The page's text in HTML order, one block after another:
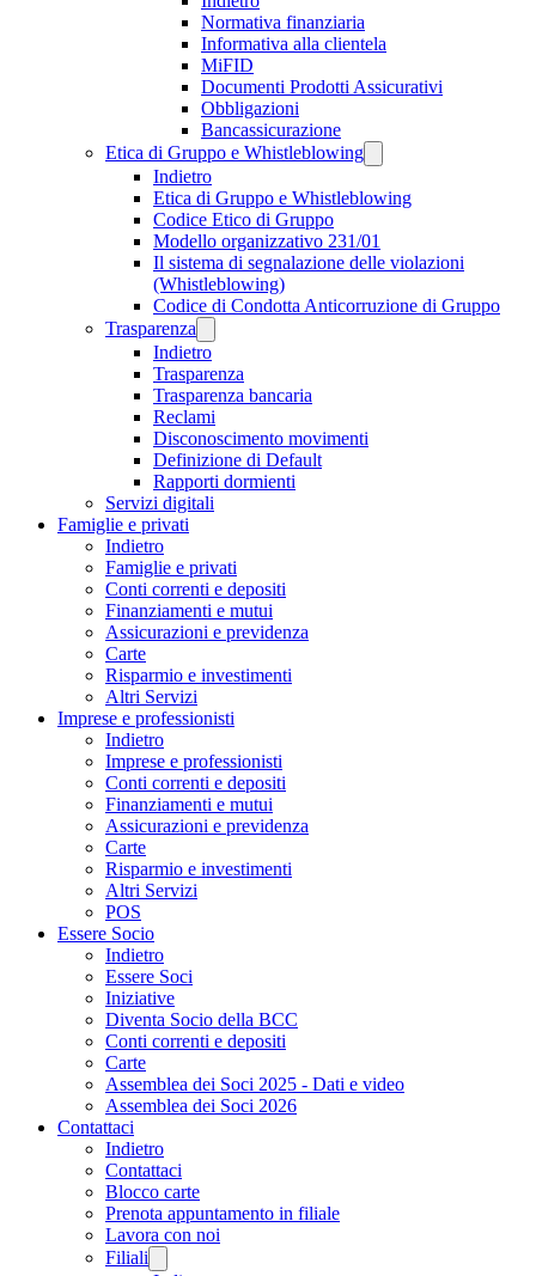
Normativa finanziaria
Informativa alla clientela
MiFID
Documenti Prodotti Assicurativi
Obbligazioni
Bancassicurazione
Etica di Gruppo e Whistleblowing
Indietro
Etica di Gruppo e Whistleblowing
Codice Etico di Gruppo
Modello organizzativo 231/01
Il sistema di segnalazione delle violazioni
(Whistleblowing)
Codice di Condotta Anticorruzione di Gruppo
Trasparenza
Indietro
Trasparenza
Trasparenza bancaria
Reclami
Disconoscimento movimenti
Definizione di Default
Rapporti dormienti
Servizi digitali
Famiglie e privati
Indietro
Famiglie e privati
Conti correnti e depositi
Finanziamenti e mutui
Assicurazioni e previdenza
Carte
Risparmio e investimenti
Altri Servizi
Imprese e professionisti
Indietro
Imprese e professionisti
Conti correnti e depositi
Finanziamenti e mutui
Assicurazioni e previdenza
Carte
Risparmio e investimenti
Altri Servizi
POS
Essere Socio
Indietro
Essere Soci
Iniziative
Diventa Socio della BCC
Conti correnti e depositi
Carte
Assemblea dei Soci 2025 - Dati e video
Assemblea dei Soci 2026
Contattaci
Indietro
Contattaci
Blocco carte
Prenota appuntamento in filiale
Lavora con noi
Filiali